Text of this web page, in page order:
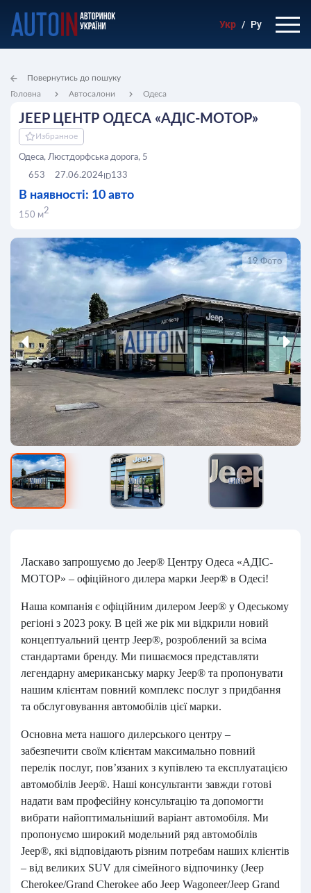
Укр / Ру
Головна Автосалони Одеса
Повернутись до пошуку
JEEP ЦЕНТР ОДЕСА «АДІС-МОТОР»
Избранное
В наявності: 10 авто
Одеса, Люстдорфська дорога, 5
653
27.06.2024 ID133
150 м2
19 Фото
Ласкаво запрошуємо до Jeep® Центру Одеса «АДІС-
МОТОР» – офіційного дилера марки Jeep® в Одесі!
Наша компанія є офіційним дилером Jeep® у Одеському
регіоні з 2023 року. В цей же рік ми відкрили новий
концептуальний центр Jeep®, розроблений за всіма
стандартами бренду. Ми пишаємося представляти
легендарну американську марку Jeep® та пропонувати
нашим клієнтам повний комплекс послуг з придбання
та обслуговування автомобілів цієї марки.
Основна мета нашого дилерського центру –
забезпечити своїм клієнтам максимально повний
перелік послуг, пов’язаних з купівлею та експлуатацією
автомобілів Jeep®. Наші консультанти завжди готові
надати вам професійну консультацію та допомогти
вибрати найоптимальніший варіант автомобіля. Ми
пропонуємо широкий модельний ряд автомобілів
Jeep®, які відповідають різним потребам наших клієнтів
– від великих SUV для сімейного відпочинку (Jeep
Cherokee/Grand Cherokee або Jeep Wagoneer/Jeep Grand